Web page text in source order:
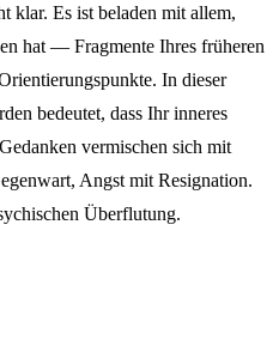
klar. Es ist beladen mit allem,
hat — Fragmente Ihres früheren
In dieser
bedeutet, dass Ihr inneres
vermischen sich mit
Angst mit Resignation.
Überflutung.